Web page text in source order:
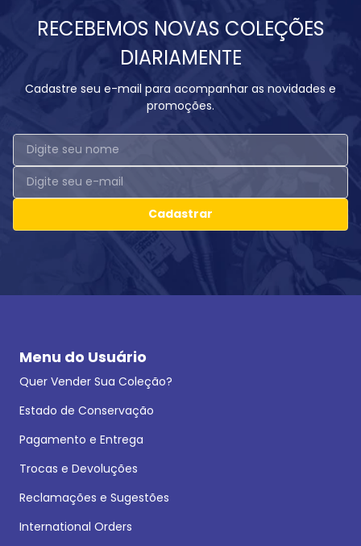
RECEBEMOS NOVAS COLEÇÕES
DIARIAMENTE
Cadastre seu e-mail para acompanhar as novidades e
promoções.
Cadastrar
Menu do Usuário
Quer Vender Sua Coleção?
Estado de Conservação
Pagamento e Entrega
Trocas e Devoluções
Reclamações e Sugestões
International Orders